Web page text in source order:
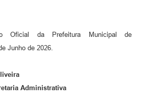
Oficial da Prefeitura Municipal de
Junho de 2026.
Administrativa